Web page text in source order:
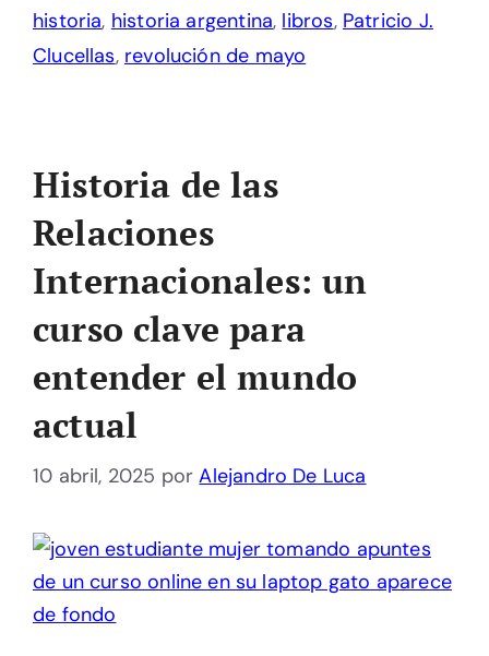
historia, historia argentina, libros, Patricio J.
Clucellas, revolución de mayo
Historia de las
Relaciones
Internacionales: un
curso clave para
entender el mundo
actual
10 abril, 2025 porAlejandro De Luca